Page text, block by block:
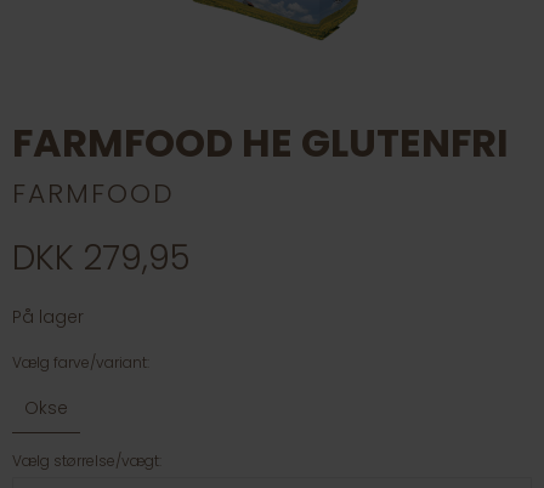
FARMFOOD HE GLUTENFRI
FARMFOOD
DKK 279,95
På lager
Vælg farve/variant:
Okse
Vælg størrelse/vægt: